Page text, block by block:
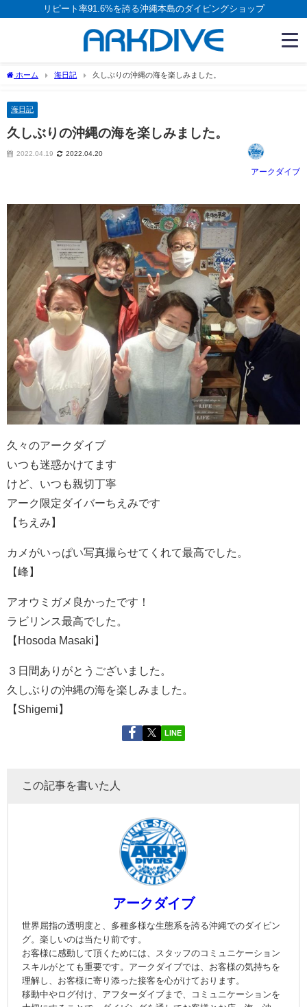
リピート率91.6%を誇る沖縄本島のダイビングショップ
ホーム 海日記 久しぶりの沖縄の海を楽しみました。
海日記
久しぶりの沖縄の海を楽しみました。
2022.04.19 2022.04.20
アークダイブ
久々のアークダイブ
いつも迷惑かけてます
けど、いつも親切丁寧
アーク限定ダイバーちえみです
【ちえみ】
カメがいっぱい写真撮らせてくれて最高でした。
【峰】
アオウミガメ良かったです！
ラビリンス最高でした。
【Hosoda Masaki】
３日間ありがとうございました。
久しぶりの沖縄の海を楽しみました。
【Shigemi】
LINE
この記事を書いた人
アークダイブ
世界屈指の透明度と、多種多様な生態系を誇る沖縄でのダイビン
グ。楽しいのは当たり前です。
お客様に感動して頂くためには、スタッフのコミュニケーション
スキルがとても重要です。アークダイブでは、お客様の気持ちを
理解し、お客様に寄り添った接客を心がけております。
移動中やログ付け、アフターダイブまで、コミュニケーションを